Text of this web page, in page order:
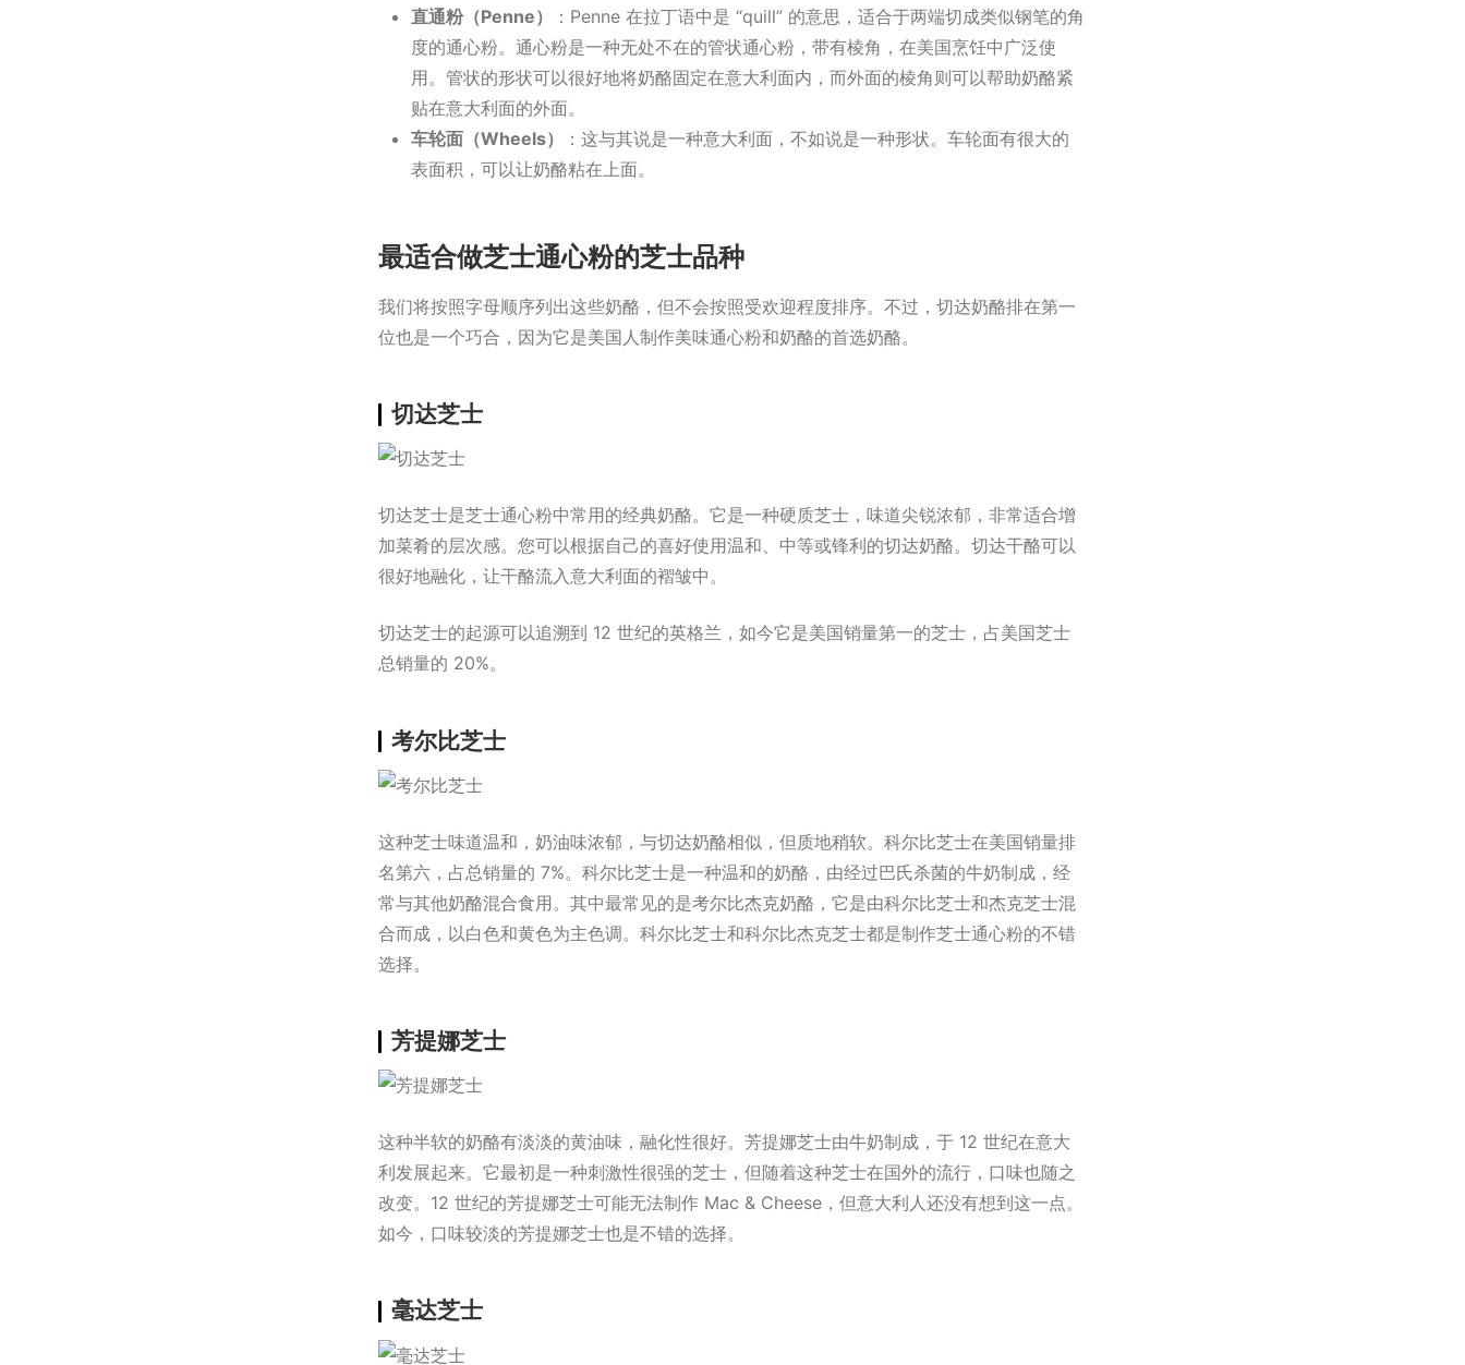
直通粉（Penne）
：Penne 在拉丁语中是 “quill” 的意思，适合于两端切成类似钢笔的角
度的通心粉。通心粉是一种无处不在的管状通心粉，带有棱角，在美国烹饪中广泛使
用。管状的形状可以很好地将奶酪固定在意大利面内，而外面的棱角则可以帮助奶酪紧
贴在意大利面的外面。
车轮面（Wheels）
：这与其说是一种意大利面，不如说是一种形状。车轮面有很大的
表面积，可以让奶酪粘在上面。
最适合做芝士通心粉的芝士品种
我们将按照字母顺序列出这些奶酪，但不会按照受欢迎程度排序。不过，切达奶酪排在第一
位也是一个巧合，因为它是美国人制作美味通心粉和奶酪的首选奶酪。
切达芝士
切达芝士是芝士通心粉中常用的经典奶酪。它是一种硬质芝士，味道尖锐浓郁，非常适合增
加菜肴的层次感。您可以根据自己的喜好使用温和、中等或锋利的切达奶酪。切达干酪可以
很好地融化，让干酪流入意大利面的褶皱中。
切达芝士的起源可以追溯到 12 世纪的英格兰，如今它是美国销量第一的芝士，占美国芝士
总销量的 20%。
考尔比芝士
这种芝士味道温和，奶油味浓郁，与切达奶酪相似，但质地稍软。科尔比芝士在美国销量排
名第六，占总销量的 7%。科尔比芝士是一种温和的奶酪，由经过巴氏杀菌的牛奶制成，经
常与其他奶酪混合食用。其中最常见的是考尔比杰克奶酪，它是由科尔比芝士和杰克芝士混
合而成，以白色和黄色为主色调。科尔比芝士和科尔比杰克芝士都是制作芝士通心粉的不错
选择。
芳提娜芝士
这种半软的奶酪有淡淡的黄油味，融化性很好。芳提娜芝士由牛奶制成，于 12 世纪在意大
利发展起来。它最初是一种刺激性很强的芝士，但随着这种芝士在国外的流行，口味也随之
改变。12 世纪的芳提娜芝士可能无法制作 Mac & Cheese，但意大利人还没有想到这一点。
如今，口味较淡的芳提娜芝士也是不错的选择。
毫达芝士